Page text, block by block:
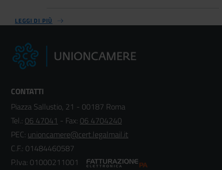
LEGGI DI PIÙ
CONTATTI
Piazza Sallustio, 21 - 00187 Roma
Tel.: 06 47041 - Fax: 06 4704240
PEC: unioncamere@cert.legalmail.it
C.F.: 01484460587
P.Iva: 01000211001